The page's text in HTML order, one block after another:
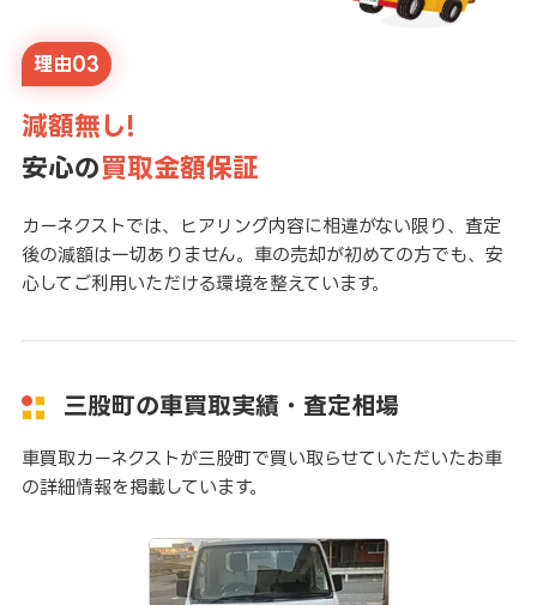
理由03
減額無し!
安心の買取金額保証
カーネクストでは、ヒアリング内容に相違がない限り、査定
後の減額は一切ありません。車の売却が初めての方でも、安
心してご利用いただける環境を整えています。
三股町の車買取実績・査定相場
車買取カーネクストが三股町で買い取らせていただいたお車
の詳細情報を掲載しています。